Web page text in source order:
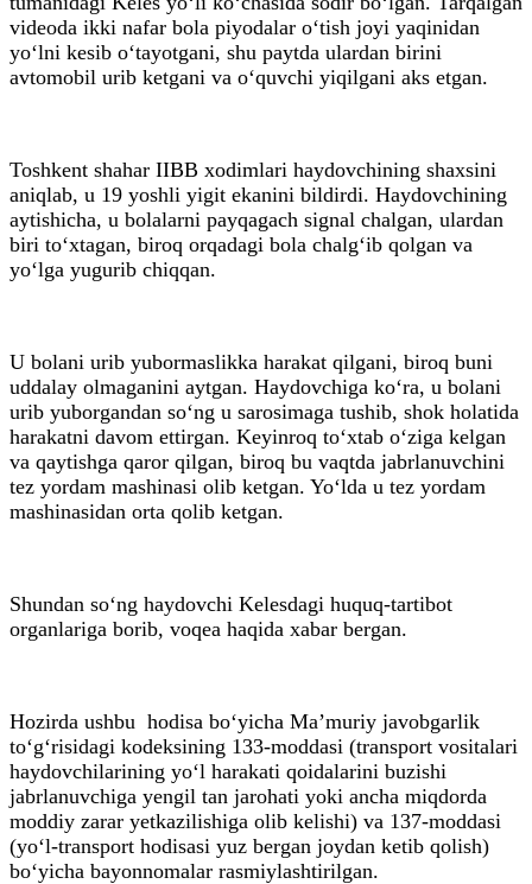
videoda ikki nafar bola piyodalar o‘tish joyi yaqinidan
yo‘lni kesib o‘tayotgani, shu paytda ulardan birini
avtomobil urib ketgani va o‘quvchi yiqilgani aks etgan.
Toshkent shahar IIBB xodimlari haydovchining shaxsini
aniqlab, u 19 yoshli yigit ekanini bildirdi. Haydovchining
aytishicha, u bolalarni payqagach signal chalgan, ulardan
biri to‘xtagan, biroq orqadagi bola chalg‘ib qolgan va
yo‘lga yugurib chiqqan.
U bolani urib yubormaslikka harakat qilgani, biroq buni
uddalay olmaganini aytgan. Haydovchiga ko‘ra, u bolani
urib yuborgandan so‘ng u sarosimaga tushib, shok holatida
harakatni davom ettirgan. Keyinroq to‘xtab o‘ziga kelgan
va qaytishga qaror qilgan, biroq bu vaqtda jabrlanuvchini
tez yordam mashinasi olib ketgan. Yo‘lda u tez yordam
mashinasidan orta qolib ketgan.
Shundan so‘ng haydovchi Kelesdagi huquq-tartibot
organlariga borib, voqea haqida xabar bergan.
Hozirda ushbu hodisa bo‘yicha Ma’muriy javobgarlik
to‘g‘risidagi kodeksining 133-moddasi (transport vositalari
haydovchilarining yo‘l harakati qoidalarini buzishi
jabrlanuvchiga yengil tan jarohati yoki ancha miqdorda
moddiy zarar yetkazilishiga olib kelishi) va 137-moddasi
(yo‘l-transport hodisasi yuz bergan joydan ketib qolish)
bo‘yicha bayonnomalar rasmiylashtirilgan.